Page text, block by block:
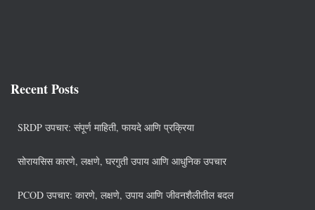
Recent Posts
SRDP उपचार: संपूर्ण माहिती, फायदे आणि प्रक्रिया
सोरायसिस कारणे, लक्षणे, घरगुती उपाय आणि आधुनिक उपचार
PCOD उपचार: कारणे, लक्षणे, उपाय आणि जीवनशैलीतील बदल